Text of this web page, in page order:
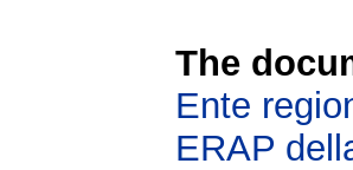
The
Ente
ERAP